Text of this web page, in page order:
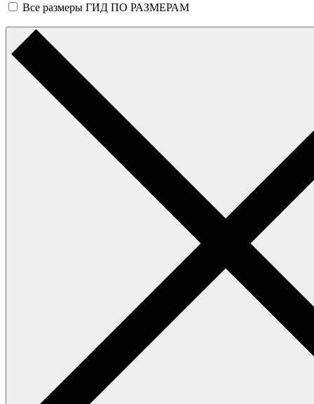
Все размеры ГИД ПО РАЗМЕРАМ